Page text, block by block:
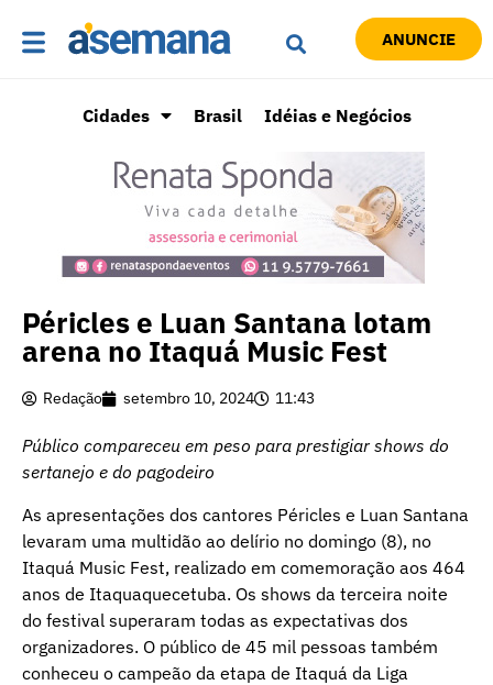
ANUNCIE
Cidades Brasil Idéias e Negócios
Péricles e Luan Santana lotam
arena no Itaquá Music Fest
Redação setembro 10, 2024 11:43
Público compareceu em peso para prestigiar shows do
sertanejo e do pagodeiro
As apresentações dos cantores Péricles e Luan Santana
levaram uma multidão ao delírio no domingo (8), no
Itaquá Music Fest, realizado em comemoração aos 464
anos de Itaquaquecetuba. Os shows da terceira noite
do festival superaram todas as expectativas dos
organizadores. O público de 45 mil pessoas também
conheceu o campeão da etapa de Itaquá da Liga